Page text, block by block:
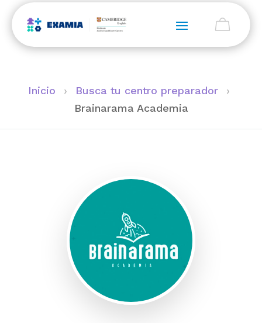
Inicio › Busca tu centro preparador
›
Brainarama Academia